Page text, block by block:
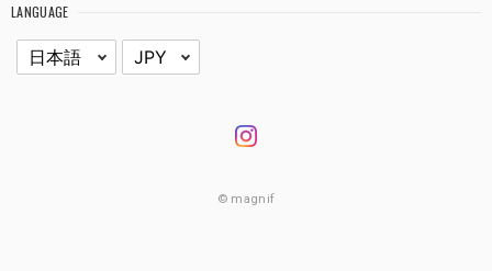
LANGUAGE
© magnif